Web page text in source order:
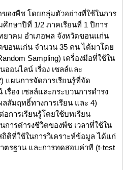
องพืช โดยกลุ่มตัวอย่างที่ใช้ในการ
กษาปีที่ 1/2 ภาคเรียนที่ 1 ปีการ
ยาคม อำเภอพล จังหวัดขอนแก่น
ขอนแก่น จำนวน 35 คน ได้มาโดย
Sampling) เครื่องมือที่ใช้ใน
ออนไลน์ เรื่อง เซลล์และ
แผนการจัดการเรียนรู้ที่จัด
รื่อง เซลล์และกระบวนการดำรง
มฤทธิ์ทางการเรียน และ 4)
การเรียนรู้โดยใช้บทเรียน
การดำรงชีวิตของพืช เวลาที่ใช้ใน
ติที่ใช้ในการวิเคราะห์ข้อมูล ได้แก่
ตรฐาน และการทดสอบค่าที (t-test